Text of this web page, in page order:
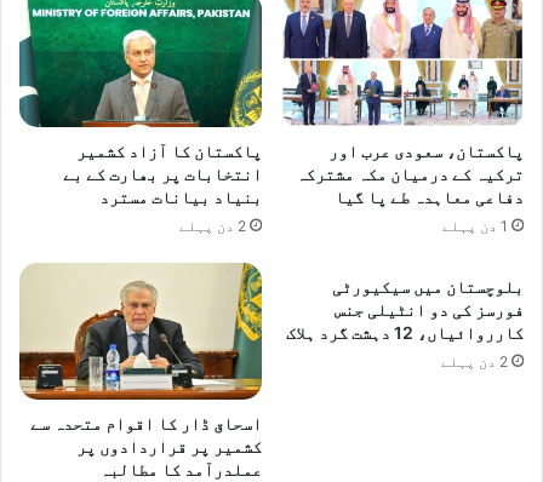
پاکستان، سعودی عرب اور
ترکیہ کے درمیان مکہ مشترکہ
دفاعی معاہدہ طے پا گیا
1 دن پہلے
پاکستان کا آزاد کشمیر
انتخابات پر بھارت کے بے
بنیاد بیانات مسترد
2 دن پہلے
بلوچستان میں سیکیورٹی
فورسز کی دو انٹیلی جنس
کارروائیاں، 12 دہشت گرد ہلاک
2 دن پہلے
اسحاق ڈار کا اقوام متحدہ سے
کشمیر پر قراردادوں پر
عملدرآمد کا مطالبہ